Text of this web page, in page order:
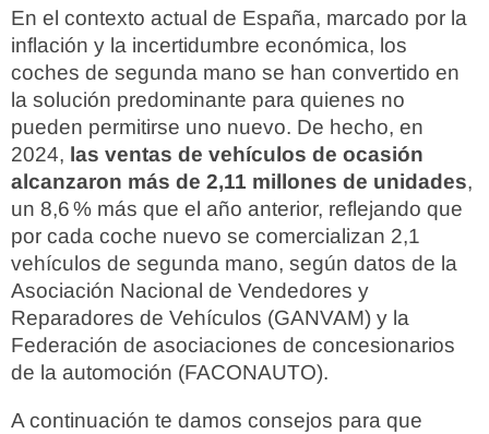
En el contexto actual de España, marcado por la
inflación y la incertidumbre económica, los
coches de segunda mano se han convertido en
la solución predominante para quienes no
pueden permitirse uno nuevo. De hecho, en
2024, las ventas de vehículos de ocasión
alcanzaron más de 2,11 millones de unidades,
un 8,6 % más que el año anterior, reflejando que
por cada coche nuevo se comercializan 2,1
vehículos de segunda mano, según datos de la
Asociación Nacional de Vendedores y
Reparadores de Vehículos (GANVAM) y la
Federación de asociaciones de concesionarios
de la automoción (FACONAUTO).
A continuación te damos consejos para que